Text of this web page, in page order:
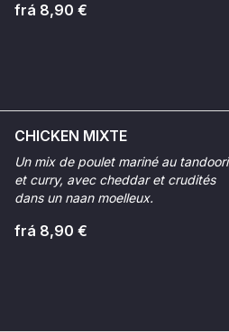
frá 8,90 €
CHICKEN MIXTE
Un mix de poulet mariné au tandoori
et curry, avec cheddar et crudités
dans un naan moelleux.
frá 8,90 €